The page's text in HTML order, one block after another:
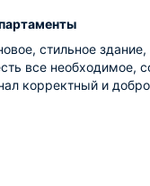
стильное
все необходимое,
корректный и